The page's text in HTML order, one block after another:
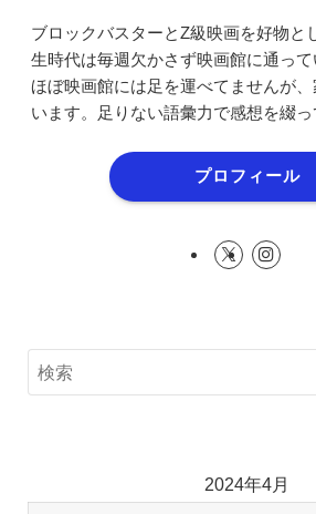
ブロックバスターとZ級映画を好物と
生時代は毎週欠かさず映画館に通っ
ほぼ映画館には足を運べてませんが
います。足りない語彙力で感想を綴っ
プロフィール
2024年4月